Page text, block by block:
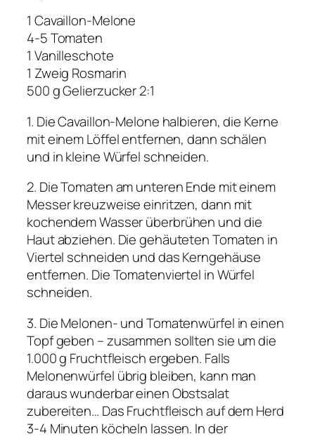
1 Cavaillon-Melone
4-5 Tomaten
1 Vanilleschote
1 Zweig Rosmarin
500 g Gelierzucker 2:1
1. Die Cavaillon-Melone halbieren, die Kerne
mit einem Löffel entfernen, dann schälen
und in kleine Würfel schneiden.
2. Die Tomaten am unteren Ende mit einem
Messer kreuzweise einritzen, dann mit
kochendem Wasser überbrühen und die
Haut abziehen. Die gehäuteten Tomaten in
Viertel schneiden und das Kerngehäuse
entfernen. Die Tomatenviertel in Würfel
schneiden.
3. Die Melonen- und Tomatenwürfel in einen
Topf geben – zusammen sollten sie um die
1.000 g Fruchtfleisch ergeben. Falls
Melonenwürfel übrig bleiben, kann man
daraus wunderbar einen Obstsalat
zubereiten… Das Fruchtfleisch auf dem Herd
3-4 Minuten köcheln lassen. In der